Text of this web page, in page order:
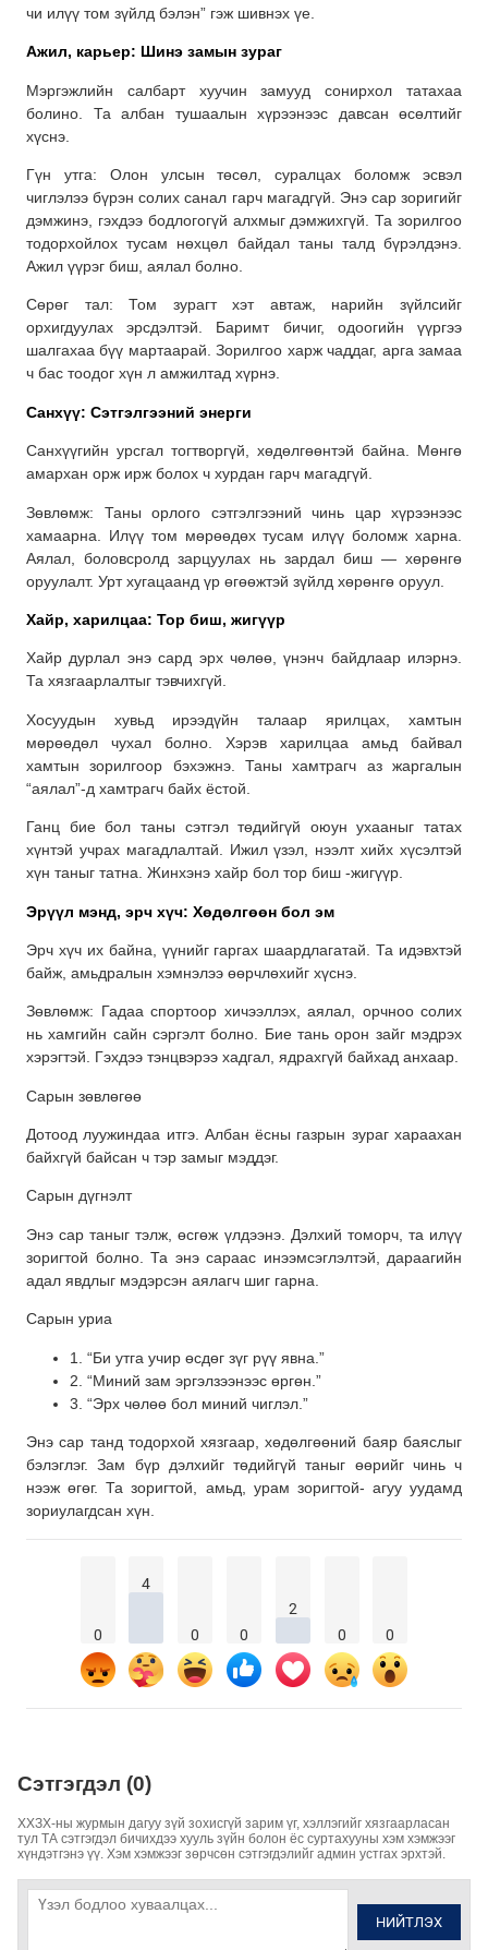
чи илүү том зүйлд бэлэн” гэж шивнэх үе.
Ажил, карьер: Шинэ замын зураг
Мэргэжлийн салбарт хуучин замууд сонирхол татахаа
болино. Та албан тушаалын хүрээнээс давсан өсөлтийг
хүснэ.
Гүн утга: Олон улсын төсөл, суралцах боломж эсвэл
чиглэлээ бүрэн солих санал гарч магадгүй. Энэ сар зоригийг
дэмжинэ, гэхдээ бодлогогүй алхмыг дэмжихгүй. Та зорилгоо
тодорхойлох тусам нөхцөл байдал таны талд бүрэлдэнэ.
Ажил үүрэг биш, аялал болно.
Сөрөг тал: Том зурагт хэт автаж, нарийн зүйлсийг
орхигдуулах эрсдэлтэй. Баримт бичиг, одоогийн үүргээ
шалгахаа бүү мартаарай. Зорилгоо харж чаддаг, арга замаа
ч бас тоодог хүн л амжилтад хүрнэ.
Санхүү: Сэтгэлгээний энерги
Санхүүгийн урсгал тогтворгүй, хөдөлгөөнтэй байна. Мөнгө
амархан орж ирж болох ч хурдан гарч магадгүй.
Зөвлөмж: Таны орлого сэтгэлгээний чинь цар хүрээнээс
хамаарна. Илүү том мөрөөдөх тусам илүү боломж харна.
Аялал, боловсролд зарцуулах нь зардал биш — хөрөнгө
оруулалт. Урт хугацаанд үр өгөөжтэй зүйлд хөрөнгө оруул.
Хайр, харилцаа: Тор биш, жигүүр
Хайр дурлал энэ сард эрх чөлөө, үнэнч байдлаар илэрнэ.
Та хязгаарлалтыг тэвчихгүй.
Хосуудын хувьд ирээдүйн талаар ярилцах, хамтын
мөрөөдөл чухал болно. Хэрэв харилцаа амьд байвал
хамтын зорилгоор бэхэжнэ. Таны хамтрагч аз жаргалын
“аялал”-д хамтрагч байх ёстой.
Ганц бие бол таны сэтгэл төдийгүй оюун ухааныг татах
хүнтэй учрах магадлалтай. Ижил үзэл, нээлт хийх хүсэлтэй
хүн таныг татна. Жинхэнэ хайр бол тор биш -жигүүр.
Эрүүл мэнд, эрч хүч: Хөдөлгөөн бол эм
Эрч хүч их байна, үүнийг гаргах шаардлагатай. Та идэвхтэй
байж, амьдралын хэмнэлээ өөрчлөхийг хүснэ.
Зөвлөмж: Гадаа спортоор хичээллэх, аялал, орчноо солих
нь хамгийн сайн сэргэлт болно. Бие тань орон зайг мэдрэх
хэрэгтэй. Гэхдээ тэнцвэрээ хадгал, ядрахгүй байхад анхаар.
Сарын зөвлөгөө
Дотоод луужиндаа итгэ. Албан ёсны газрын зураг хараахан
байхгүй байсан ч тэр замыг мэддэг.
Сарын дүгнэлт
Энэ сар таныг тэлж, өсгөж үлдээнэ. Дэлхий томорч, та илүү
зоригтой болно. Та энэ сараас инээмсэглэлтэй, дараагийн
адал явдлыг мэдэрсэн аялагч шиг гарна.
Сарын уриа
1. “Би утга учир өсдөг зүг рүү явна.”
2. “Миний зам эргэлзээнээс өргөн.”
3. “Эрх чөлөө бол миний чиглэл.”
Энэ сар танд тодорхой хязгаар, хөдөлгөөний баяр баяслыг
бэлэглэг. Зам бүр дэлхийг төдийгүй таныг өөрийг чинь ч
нээж өгөг. Та зоригтой, амьд, урам зоригтой- агуу уудамд
зориулагдсан хүн.
0
4
0 0
2
0
0
Сэтгэгдэл (0)
ХХЗХ-ны журмын дагуу зүй зохисгүй зарим үг, хэллэгийг хязгаарласан
тул ТА сэтгэгдэл бичихдээ хууль зүйн болон ёс суртахууны хэм хэмжээг
хүндэтгэнэ үү. Хэм хэмжээг зөрчсөн сэтгэгдэлийг админ устгах эрхтэй.
НИЙТЛЭХ